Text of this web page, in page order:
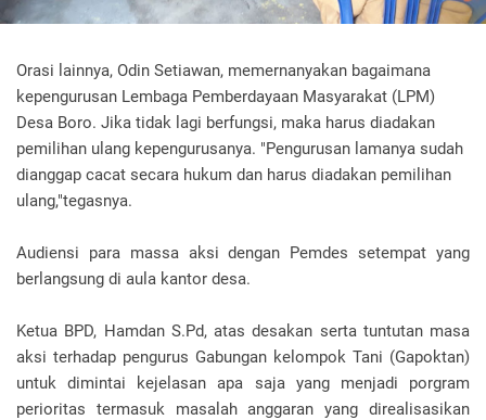
Orasi lainnya, Odin Setiawan, memernanyakan bagaimana
kepengurusan Lembaga Pemberdayaan Masyarakat (LPM)
Desa Boro. Jika tidak lagi berfungsi, maka harus diadakan
pemilihan ulang kepengurusanya. "Pengurusan lamanya sudah
dianggap cacat secara hukum dan harus diadakan pemilihan
ulang,"tegasnya.
Audiensi para massa aksi dengan Pemdes setempat yang
berlangsung di aula kantor desa.
Ketua BPD, Hamdan S.Pd, atas desakan serta tuntutan masa
aksi terhadap pengurus Gabungan kelompok Tani (Gapoktan)
untuk dimintai kejelasan apa saja yang menjadi porgram
perioritas termasuk masalah anggaran yang direalisasikan